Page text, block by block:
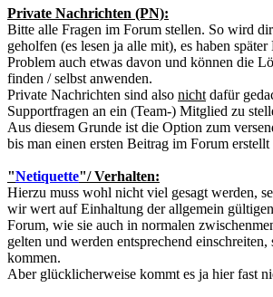
Private Nachrichten (PN):
Bitte alle Fragen im Forum stellen. So wird
geholfen (es lesen ja alle mit), es haben
Problem auch etwas davon und können die
finden / selbst anwenden.
Private Nachrichten sind also nichtdafür
Supportfragen an ein (Team-) Mitglied zu
Aus diesem Grunde ist die Option zum
bis man einen ersten Beitrag im Forum erstellt
"Netiquette"/ Verhalten:
Hierzu muss wohl nicht viel gesagt werden,
wir wert auf Einhaltung der allgemein
Forum, wie sie auch in normalen
gelten und werden entsprechend einschreiten,
kommen.
Aber glücklicherweise kommt es ja hier fast